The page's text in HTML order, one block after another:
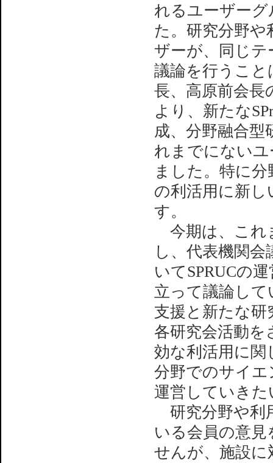
れるユーザーグ
た。研究分野や
ザーが、同じ
議論を行うこ
長、高原前会長
より、新たな
成、分野融合
れまでにない
ました。特に分
の利活用に新
す。
今期は、これ
し、代表機関
いてSPRUCの
立って議論し
支援と新たな
各研究会活動を
効な利活用に関
分野でのサイエ
運営していき
研究分野や利
いる会員の意
せんが、施設に